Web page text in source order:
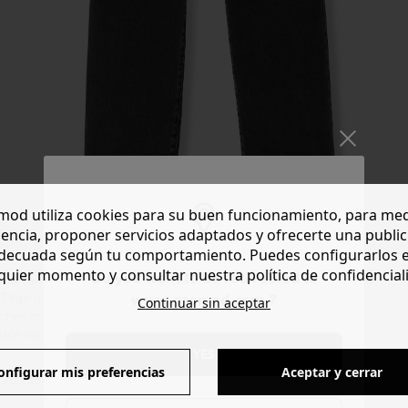
Do you want to be redirected to
www.promod.com ?
a todas partes y se presta a todos nuestros deseos.
una talla más de la habitual si deseas un look boyfriend.
metálicos. 5 bolsillos. Efecto lavado y usado por zonas.
reciclado.
203354 - 16231728001
utiliza cookies para su buen funcionamiento, para
proponer servicios adaptados y ofrecerte una
según tu comportamiento. Puedes configurarlos
momento y consultar nuestra política de
Continuar sin aceptar
mis preferencias Aceptar y cerrar